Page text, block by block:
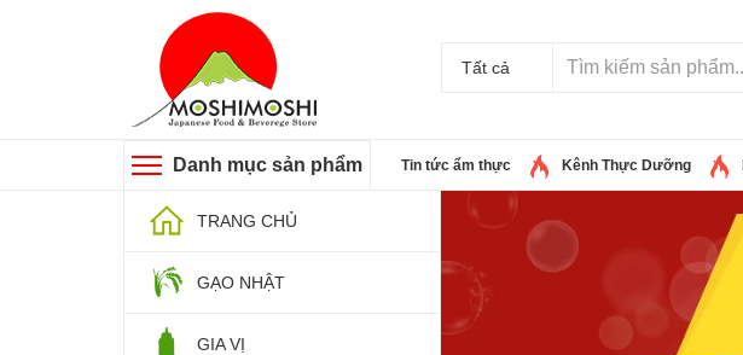
Tất cả
Danh mục sản phẩm Tin tức ẩm thực Kênh Thực Dưỡng
TRANG CHỦ
GẠO NHẬT
GIA VỊ